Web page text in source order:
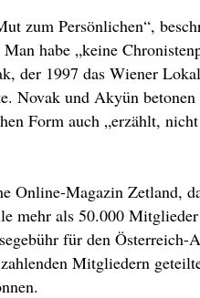
zum Persönlichen“,
habe „keine
der 1997 das Wiener
Novak und Akyün
Form auch „erzählt,
Online-Magazin Zetland,
mehr als 50.000
für den
Mitgliedern